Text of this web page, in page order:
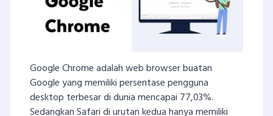
Google Chrome adalah web browser buatan
Google yang memiliki persentase pengguna
desktop terbesar di dunia mencapai 77,03%.
Sedangkan Safari di urutan kedua hanya memiliki